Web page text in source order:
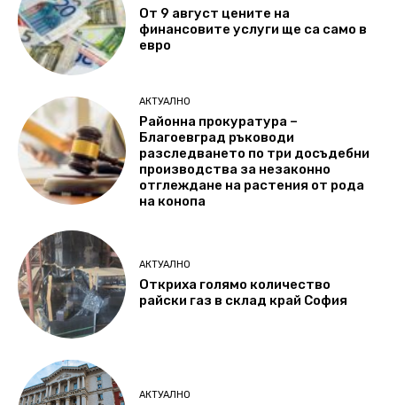
От 9 август цените на
финансовите услуги ще са само в
евро
АКТУАЛНО
Районна прокуратура –
Благоевград ръководи
разследването по три досъдебни
производства за незаконно
отглеждане на растения от рода
на конопа
АКТУАЛНО
Откриха голямо количество
райски газ в склад край София
АКТУАЛНО